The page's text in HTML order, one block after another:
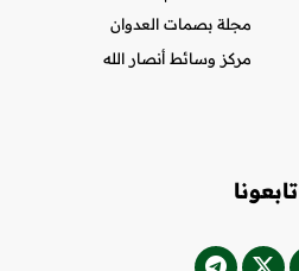
مجلة بصمات العدوان
مركز وسائط أنصار الله
تابعونا